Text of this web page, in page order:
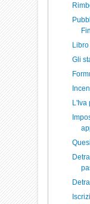
Gli
L'Iva